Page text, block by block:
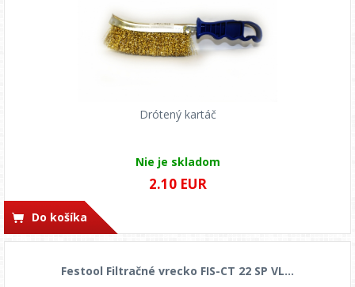
Drótený kartáč
Nie je skladom
2.10 EUR
Do košíka
Festool Filtračné vrecko FIS-CT 22 SP VL...